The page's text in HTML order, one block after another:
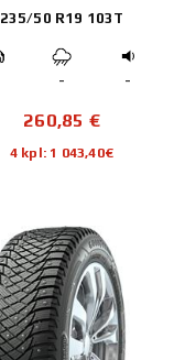
235/50 R19 103T
- -
260,85 €
4 kpl: 1 043,40€